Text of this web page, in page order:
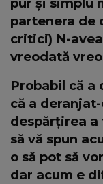
pur și simplu
partenera de
critici) N-
vreodată
Probabil că a
că a
despărțirea a
să vă spun
o să pot să
dar acum e